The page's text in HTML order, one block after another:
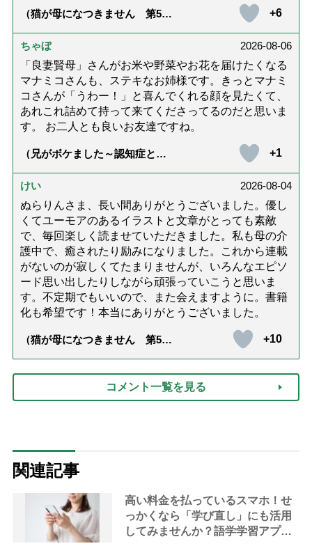
（猫が母になつきません 第500
+6
ちゃぼ
2026-08-06
「良妻賢母」さんがお米や野菜やお花を届けたくなる
マナミコさんも、ステキなお姉様です。きっとマナミ
コさんが「うわー！」と喜んでくれる顔を見たくて、
あれこれ詰めて持って来てくださってるのだと思いま
す。 お二人とも良いお友達ですね。
（兄がボケました～認知症と介
達』が届きました」）
+1
けい
2026-08-04
ぬらりんさま、長い間ありがとうございました。優し
くてユーモアのあるイラストと文章がとっても素敵
で、毎回楽しく読ませていただきました。私も母の介
護中で、癒されたり励みになりました。これから連載
がないのが寂しくてたまりませんが、いろんなエピソ
ード思い出したりしながら頑張っていこうと思いま
す。不定期でもいいので、また会えますように。書籍
化も希望です！本当にありがとうございました。
（猫が母になつきません 第500
+10
コメント一覧を見る
関連記事
高い料金を払っているスマホ！せ
っかくなら「学び直し」にも活用
してみませんか？語学学習アプリ